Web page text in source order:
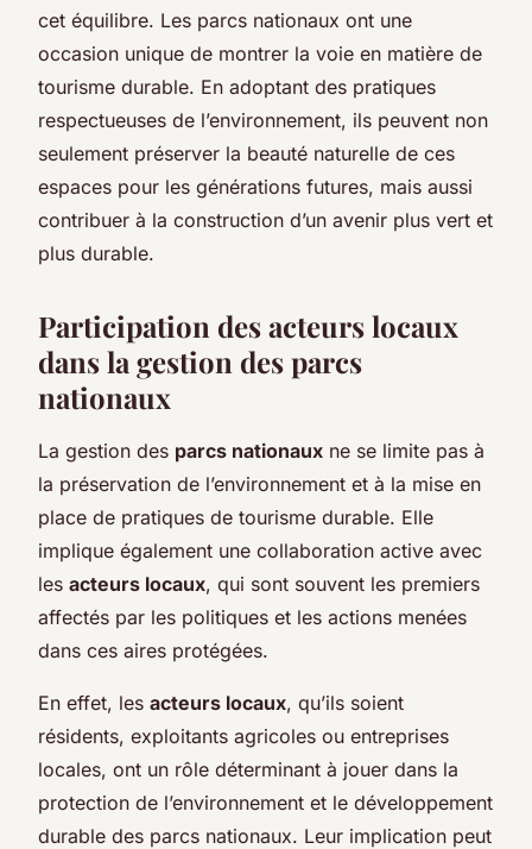
cet équilibre. Les parcs nationaux ont une
occasion unique de montrer la voie en matière de
tourisme durable. En adoptant des pratiques
respectueuses de l’environnement, ils peuvent non
seulement préserver la beauté naturelle de ces
espaces pour les générations futures, mais aussi
contribuer à la construction d’un avenir plus vert et
plus durable.
Participation des acteurs locaux
dans la gestion des parcs
nationaux
La gestion des parcs nationaux ne se limite pas à
la préservation de l’environnement et à la mise en
place de pratiques de tourisme durable. Elle
implique également une collaboration active avec
les acteurs locaux, qui sont souvent les premiers
affectés par les politiques et les actions menées
dans ces aires protégées.
En effet, les acteurs locaux, qu’ils soient
résidents, exploitants agricoles ou entreprises
locales, ont un rôle déterminant à jouer dans la
protection de l’environnement et le développement
durable des parcs nationaux. Leur implication peut